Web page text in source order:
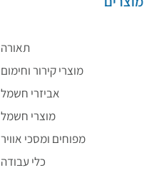
תאורה
מוצרי קירור וחימום
אביזרי חשמל
מוצרי חשמל
מפוחים ומסכי אוויר
כלי עבודה